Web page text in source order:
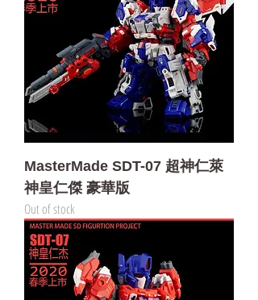
MasterMade SDT-07 超神仁萊
神皇仁傑 豪華版
Out of stock